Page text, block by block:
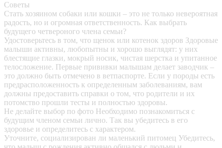
Советы
Стать хозяином собаки или кошки – это не только невероятная
радость, но и огромная ответственность. Как выбрать
будущего четвероного члена семьи?
Удостоверьтесь в том, что щенок или котенок здоров Здоровые
малыши активны, любопытны и хорошо выглядят: у них
блестящие глазки, мокрый носик, чистая шерстка и упитанное
телосложение. Первые прививки малышам делает заводчик –
это должно быть отмечено в ветпаспорте. Если у породы есть
предрасположенность к определенным заболеваниям, вам
должны предоставить справки о том, что родители и их
потомство прошли тесты и полностью здоровы.
Не делайте выбор по фото Необходимо познакомиться с
будущим членом семьи лично. Так вы убедитесь в его
здоровье и определитесь с характером.
Уточните, социализирован ли маленький питомец Убедитесь,